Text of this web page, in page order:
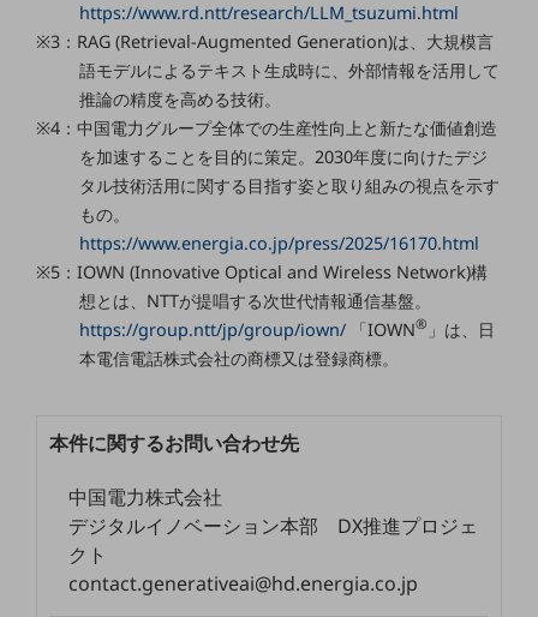
中堅中小企業向け
サービス・ソリューション
課題やニーズに合ったサービスをご紹介し、
中堅中小企業のビジネスをサポート！
お悩みから見つける
お悩みから見つけるTOP
ネットワーク
モバイル・音声
バックオフィス
リモート・ハイブリッドワーク
その他のお悩みはこちら
業界から見つける
小売・卸売業
https://www.rd.ntt/research/LLM_tsuzumi.html
※3：RAG (Retrieval-Augmented Generation)は、大規模言
語モデルによるテキスト生成時に、外部情報を活用して
推論の精度を高める技術。
※4：中国電力グループ全体での生産性向上と新たな価値創造
を加速することを目的に策定。2030年度に向けたデジ
タル技術活用に関する目指す姿と取り組みの視点を示す
もの。
https://www.energia.co.jp/press/2025/16170.html
※5：IOWN (Innovative Optical and Wireless Network)構
想とは、NTTが提唱する次世代情報通信基盤。
https://group.ntt/jp/group/iown/ 「IOWN® 」は、日
本電信電話株式会社の商標又は登録商標。
本件に関するお問い合わせ先
中国電力株式会社
デジタルイノベーション本部 DX推進プロジェ
クト
contact.generativeai@hd.energia.co.jp